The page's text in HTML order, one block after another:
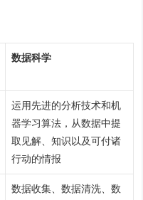
数据科学
运用先进的分析技术和机
器学习算法，从数据中提
取见解、知识以及可付诸
行动的情报
数据收集、数据清洗、数